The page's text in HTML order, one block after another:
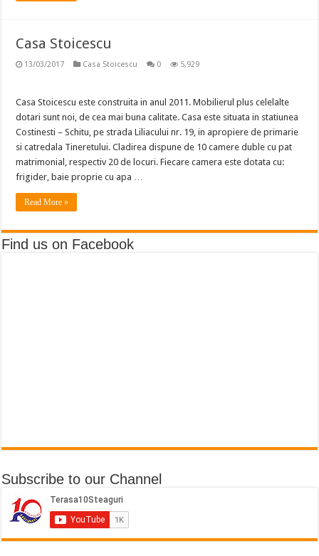
Casa Stoicescu
13/03/2017 Casa Stoicescu 0 5,929
Casa Stoicescu este construita in anul 2011. Mobilierul plus celelalte
dotari sunt noi, de cea mai buna calitate. Casa este situata in statiunea
Costinesti – Schitu, pe strada Liliacului nr. 19, in apropiere de primarie
si catredala Tineretului. Cladirea dispune de 10 camere duble cu pat
matrimonial, respectiv 20 de locuri. Fiecare camera este dotata cu:
frigider, baie proprie cu apa …
Read More »
Find us on Facebook
Subscribe to our Channel